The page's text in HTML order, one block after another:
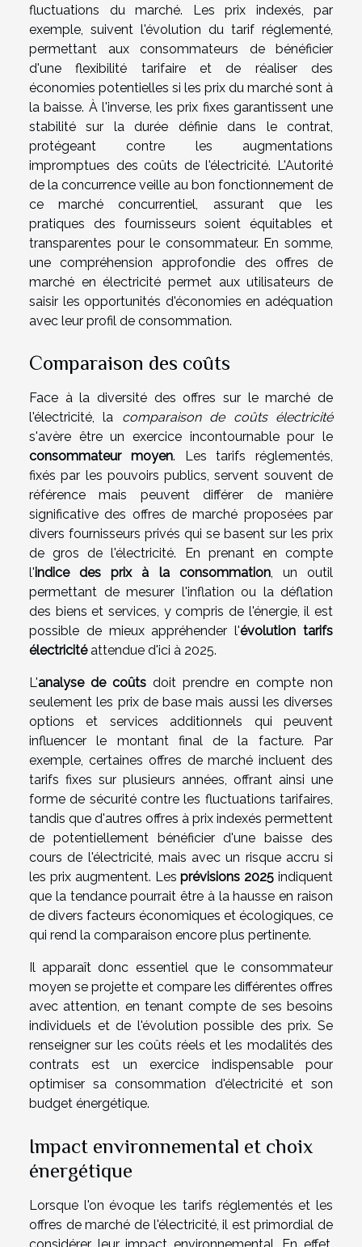
fluctuations du marché. Les prix indexés, par
exemple, suivent l'évolution du tarif réglementé,
permettant aux consommateurs de bénéficier
d'une flexibilité tarifaire et de réaliser des
économies potentielles si les prix du marché sont à
la baisse. À l'inverse, les prix fixes garantissent une
stabilité sur la durée définie dans le contrat,
protégeant contre les augmentations
impromptues des coûts de l'électricité. L'Autorité
de la concurrence veille au bon fonctionnement de
ce marché concurrentiel, assurant que les
pratiques des fournisseurs soient équitables et
transparentes pour le consommateur. En somme,
une compréhension approfondie des offres de
marché en électricité permet aux utilisateurs de
saisir les opportunités d'économies en adéquation
avec leur profil de consommation.
Comparaison des coûts
Face à la diversité des offres sur le marché de
l'électricité, la comparaison de coûts électricité
s'avère être un exercice incontournable pour le
consommateur moyen. Les tarifs réglementés,
fixés par les pouvoirs publics, servent souvent de
référence mais peuvent différer de manière
significative des offres de marché proposées par
divers fournisseurs privés qui se basent sur les prix
de gros de l'électricité. En prenant en compte
l'indice des prix à la consommation, un outil
permettant de mesurer l'inflation ou la déflation
des biens et services, y compris de l'énergie, il est
possible de mieux appréhender l'évolution tarifs
électricitéattendue d'ici à 2025.
L'analyse de coûts doit prendre en compte non
seulement les prix de base mais aussi les diverses
options et services additionnels qui peuvent
influencer le montant final de la facture. Par
exemple, certaines offres de marché incluent des
tarifs fixes sur plusieurs années, offrant ainsi une
forme de sécurité contre les fluctuations tarifaires,
tandis que d'autres offres à prix indexés permettent
de potentiellement bénéficier d'une baisse des
cours de l'électricité, mais avec un risque accru si
les prix augmentent. Lesprévisions 2025 indiquent
que la tendance pourrait être à la hausse en raison
de divers facteurs économiques et écologiques, ce
qui rend la comparaison encore plus pertinente.
Il apparaît donc essentiel que le consommateur
moyen se projette et compare les différentes offres
avec attention, en tenant compte de ses besoins
individuels et de l'évolution possible des prix. Se
renseigner sur les coûts réels et les modalités des
contrats est un exercice indispensable pour
optimiser sa consommation d'électricité et son
budget énergétique.
Impact environnemental et choix
énergétique
Lorsque l'on évoque les tarifs réglementés et les
offres de marché de l'électricité, il est primordial de
considérer leur impact environnemental. En effet,